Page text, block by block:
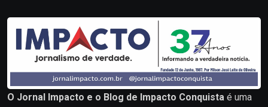
O Jornal Impacto e o Blog de Impacto Conquista é uma